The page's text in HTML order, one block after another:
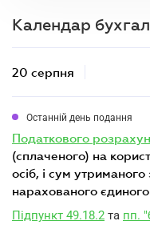
Календар
20 серпня
Останній день подання
податкового
(сплаченого) на
осіб, і сум
нарахованого
Підпункт 49.18.2 та пп.